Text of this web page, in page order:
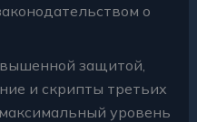
о
защитой,
и скрипты третьих
уровень